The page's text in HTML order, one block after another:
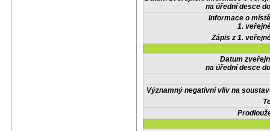
na úřední desce
Informace o
1.
Zápis z 1.
Datum
na úřední desce
Významný negativní vliv na